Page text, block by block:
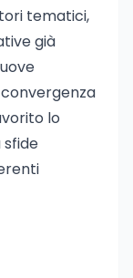
tematici,
già
lo
sfide